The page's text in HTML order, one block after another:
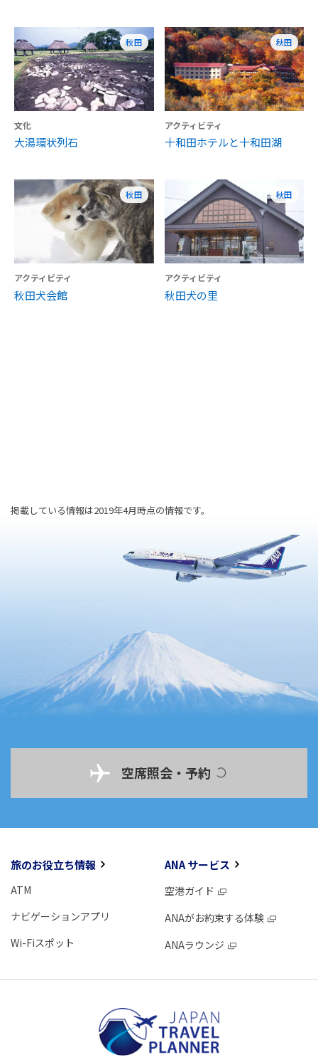
秋田
文化
大湯環状列石
秋田
アクティビティ
十和田ホテルと十和田湖
秋田
アクティビティ
秋田犬会館
秋田
アクティビティ
秋田犬の里
掲載している情報は2019年4月時点の情報です。
空席照会・予約
旅のお役立ち情報
ATM
ナビゲーションアプリ
Wi-Fiスポット
ANA サービス
空港ガイド
ANAがお約束する体験
ANAラウンジ